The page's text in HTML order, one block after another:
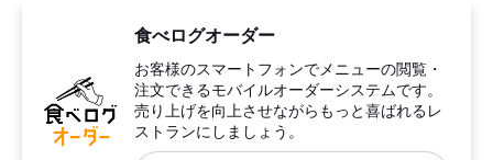
食べログオーダー
お客様のスマートフォンでメニューの閲覧・
注文できるモバイルオーダーシステムです。
売り上げを向上させながらもっと喜ばれるレ
ストランにしましょう。